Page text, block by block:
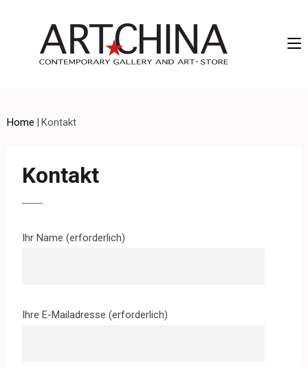
Home | Kontakt
Kontakt
Ihr Name (erforderlich)
Ihre E-Mailadresse (erforderlich)